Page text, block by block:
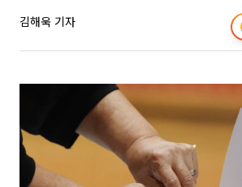
김해욱 기자